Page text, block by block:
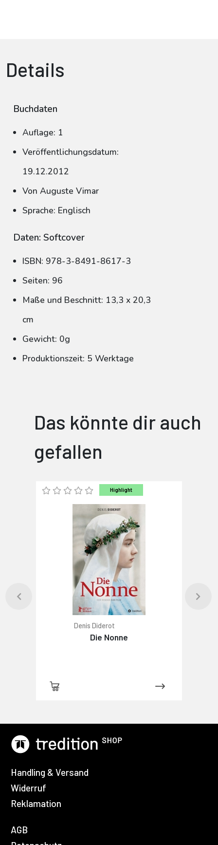
Details
Buchdaten
Auflage: 1
Veröffentlichungsdatum:
19.12.2012
Von Auguste Vimar
Sprache: Englisch
Daten: Softcover
ISBN: 978-3-8491-8617-3
Seiten: 96
Maße und Beschnitt: 13,3 x 20,3
cm
Gewicht: 0g
Produktionszeit: 5 Werktage
Das könnte dir auch
gefallen
Highlight
Denis Diderot
Die Nonne
Handling & Versand
Widerruf
Reklamation
AGB